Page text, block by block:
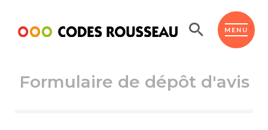
MENU
ESPACE ÉLÈVE
Formulaire de dépôt d'avis